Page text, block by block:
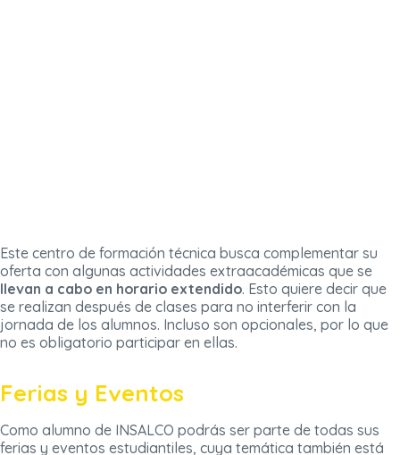
Este centro de formación técnica busca complementar su
oferta con algunas actividades extraacadémicas que se
llevan a cabo en horario extendido. Esto quiere decir que
se realizan después de clases para no interferir con la
jornada de los alumnos. Incluso son opcionales, por lo que
no es obligatorio participar en ellas.
Ferias y Eventos
Como alumno de INSALCO podrás ser parte de todas sus
ferias y eventos estudiantiles, cuya temática también está